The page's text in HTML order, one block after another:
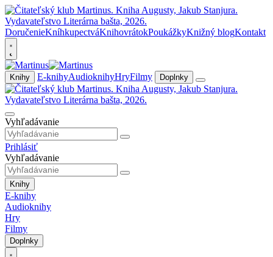
DoručenieKníhkupectváKnihovrátokPoukážkyKnižný blogKontakt
Knihy E-knihyAudioknihyHryFilmy Doplnky
Vyhľadávanie
Prihlásiť
Vyhľadávanie
Knihy
E-knihy
Audioknihy
Hry
Filmy
Doplnky